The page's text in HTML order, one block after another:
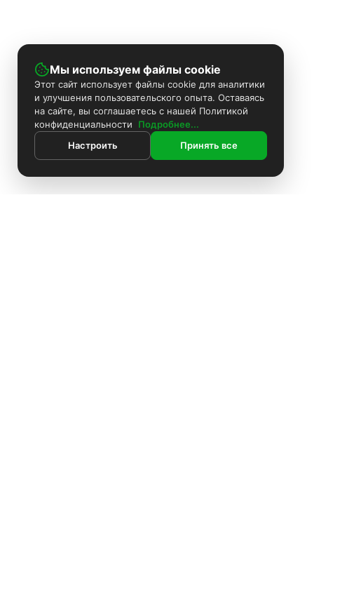
Мы используем файлы cookie
Этот сайт использует файлы cookie для аналитики
и улучшения пользовательского опыта. Оставаясь
на сайте, вы соглашаетесь с нашей Политикой
конфиденциальности
Подробнее...
Настроить
Принять все